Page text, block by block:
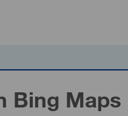
Bing Maps